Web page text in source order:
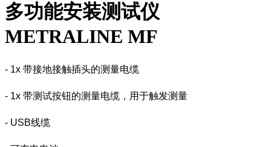
多功能安装测试仪
METRALINE MF
- 1x 带接地接触插头的测量电缆
- 1x 带测试按钮的测量电缆，用于触发测量
- USB线缆